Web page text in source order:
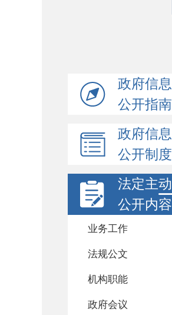
政府信息
公开指南
政府信息
公开制度
法定主动
公开内容
业务工作
法规公文
机构职能
政府会议